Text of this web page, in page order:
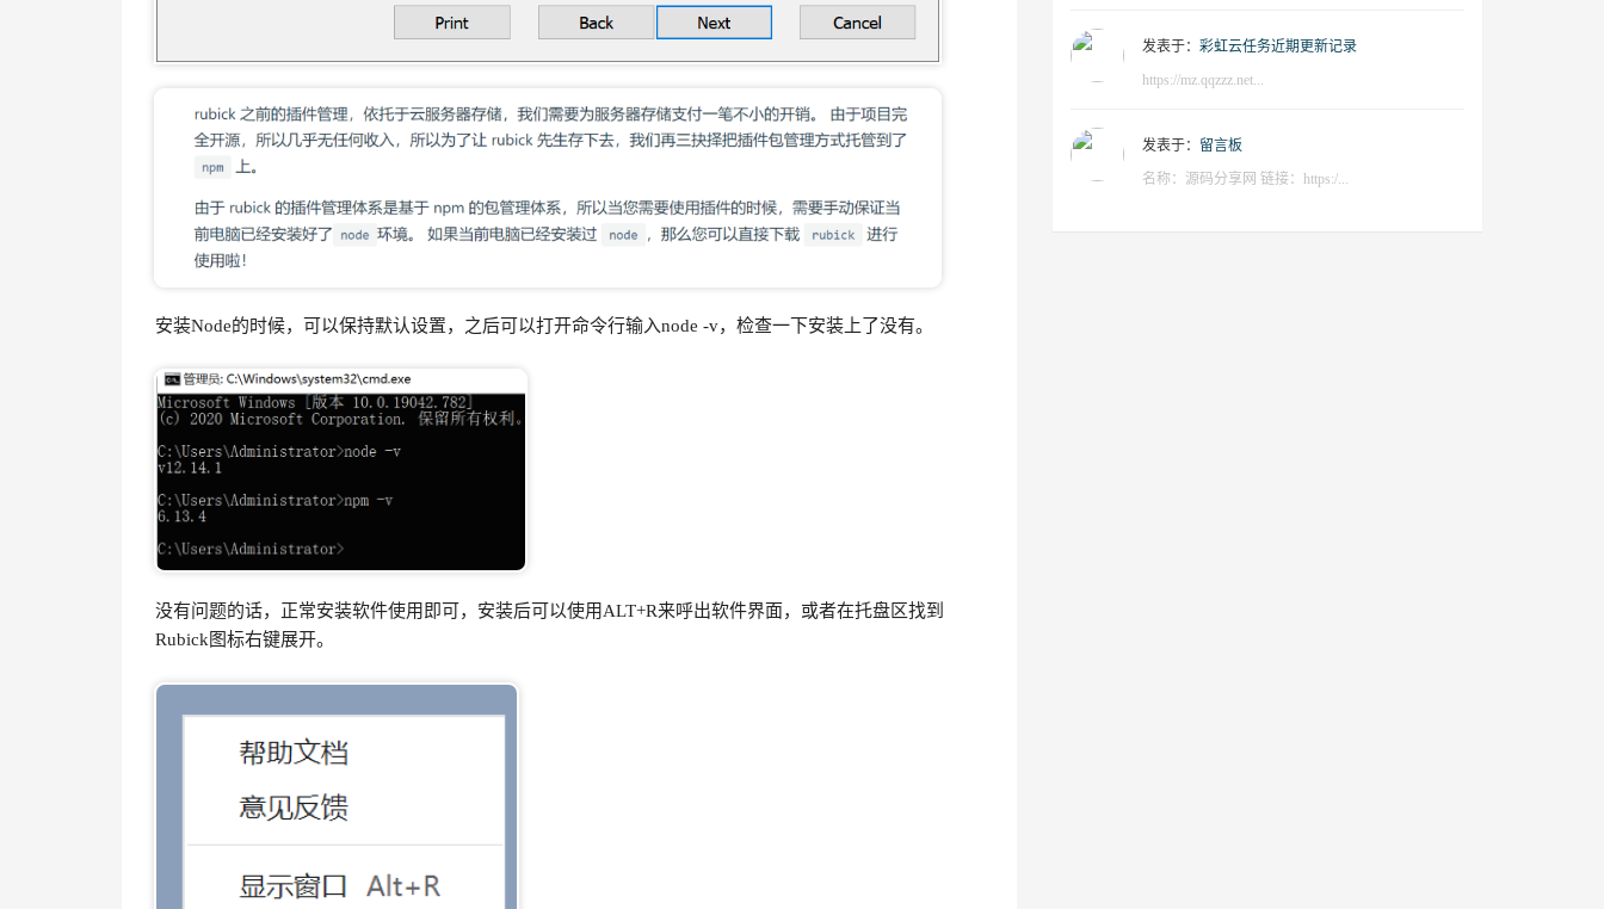
安装Node的时候，可以保持默认设置，之后可以打开命令行输入node -v，检查一下安装上了没有。
没有问题的话，正常安装软件使用即可，安装后可以使用ALT+R来呼出软件界面，或者在托盘区找到
Rubick图标右键展开。
发表于： 彩虹云任务近期更新记录
https://mz.qqzzz.net...
发表于： 留言板
名称：源码分享网 链接：https:/...